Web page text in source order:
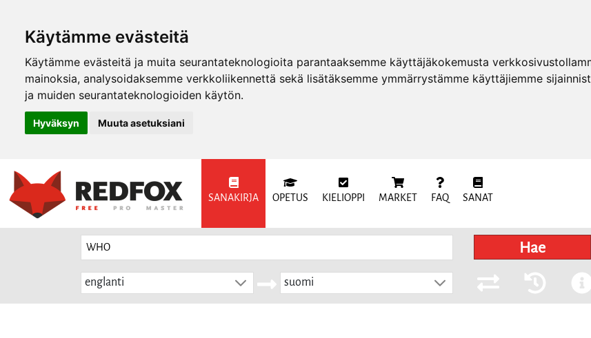
Käytämme evästeitä
Käytämme evästeitä ja muita seurantateknologioita parantaaksemme käyttäjäkokemusta
mainoksia, analysoidaksemme verkkoliikennettä sekä lisätäksemme ymmärrystämme käyttäjiemme
ja muiden seurantateknologioiden käytön.
Hyväksyn Muuta asetuksiani
SANAKIRJA OPETUS KIELIOPPI MARKET FAQ SANAT
Hae
englanti suomi